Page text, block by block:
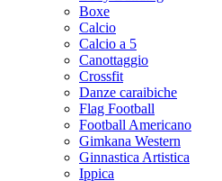
Boxe
Calcio
Calcio a 5
Canottaggio
Crossfit
Danze caraibiche
Flag Football
Football Americano
Gimkana Western
Ginnastica Artistica
Ippica